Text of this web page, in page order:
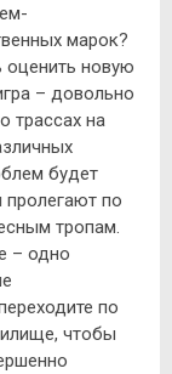
марок?
оценить новую
– довольно
трассах на
будет
по
тропам.
– одно
по
чтобы